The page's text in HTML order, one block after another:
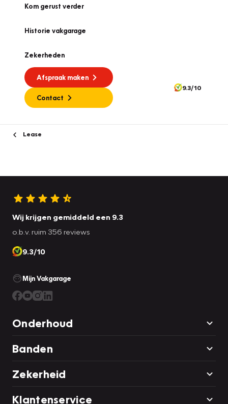
Kom gerust verder
Historie vakgarage
Zekerheden
Afspraak maken
Contact
9.3/10
Lease
Wij krijgen gemiddeld een 9.3
o.b.v. ruim 356 reviews
9.3/10
Mijn Vakgarage
Onderhoud
Banden
Zekerheid
Klantenservice